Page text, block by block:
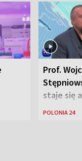
Prof.
staje się
miejscem
POLONIA 24